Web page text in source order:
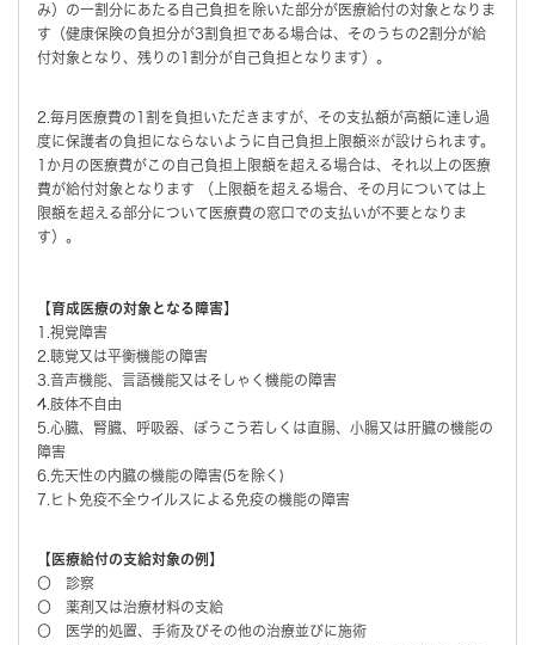
み）の一割分にあたる自己負担を除いた部分が医療給付の対象となりま
す（健康保険の負担分が3割負担である場合は、そのうちの2割分が給
付対象となり、残りの1割分が自己負担となります）。
2.毎月医療費の1割を負担いただきますが、その支払額が高額に達し過
度に保護者の負担にならないように自己負担上限額※が設けられます。
1か月の医療費がこの自己負担上限額を超える場合は、それ以上の医療
費が給付対象となります （上限額を超える場合、その月については上
限額を超える部分について医療費の窓口での支払いが不要となりま
す）。
【育成医療の対象となる障害】
1.視覚障害
2.聴覚又は平衡機能の障害
3.音声機能、言語機能又はそしゃく機能の障害
4.肢体不自由
5.心臓、腎臓、呼吸器、ぼうこう若しくは直腸、小腸又は肝臓の機能の
障害
6.先天性の内臓の機能の障害(5を除く)
7.ヒト免疫不全ウイルスによる免疫の機能の障害
【医療給付の支給対象の例】
〇 診察
〇 薬剤又は治療材料の支給
〇 医学的処置、手術及びその他の治療並びに施術